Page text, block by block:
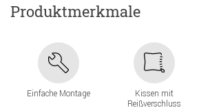
Produktmerkmale
Einfache Montage
Kissen mit
Reißverschluss